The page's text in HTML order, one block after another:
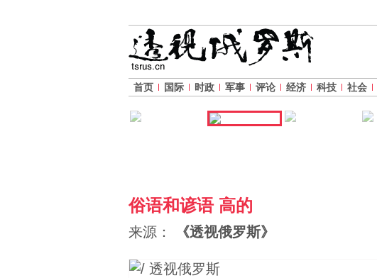
首页 国际 时政 军事 评论 经济 科技 社会
俗语和谚语 高的
来源： 《透视俄罗斯》